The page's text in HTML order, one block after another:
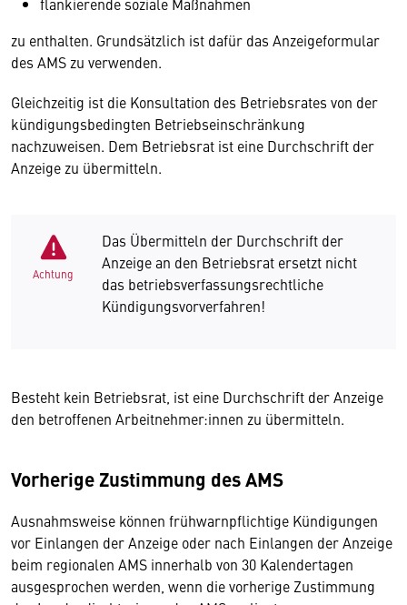
zu enthalten. Grundsätzlich ist dafür das Anzeigeformular
des AMS zu verwenden.
Gleichzeitig ist die Konsultation des Betriebsrates von der
kündigungsbedingten Betriebseinschränkung
nachzuweisen. Dem Betriebsrat ist eine Durchschrift der
Anzeige zu übermitteln.
Achtung
Das Übermitteln der Durchschrift der
Anzeige an den Betriebsrat ersetzt nicht
das betriebsverfassungsrechtliche
Kündigungsvorverfahren!
Besteht kein Betriebsrat, ist eine Durchschrift der Anzeige
den betroffenen Arbeitnehmer:innen zu übermitteln.
Vorherige Zustimmung des AMS
Ausnahmsweise können frühwarnpflichtige Kündigungen
vor Einlangen der Anzeige oder nach Einlangen der Anzeige
beim regionalen AMS innerhalb von 30 Kalendertagen
ausgesprochen werden, wenn die vorherige Zustimmung